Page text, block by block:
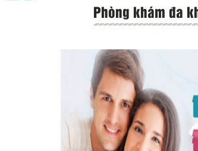
Phòng khám đa